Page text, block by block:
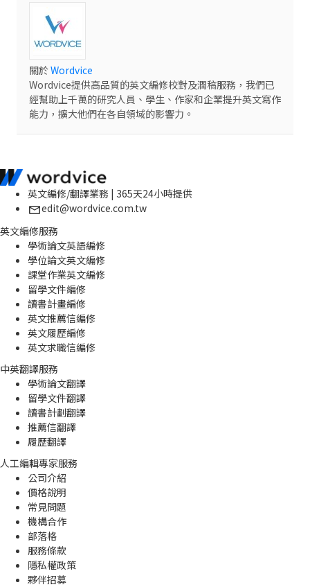
關於Wordvice
Wordvice提供高品質的英文編修校對及潤稿服務，我們已
經幫助上千萬的研究人員、學生、作家和企業提升英文寫作
能力，擴大他們在各自領域的影響力。
英文編修/翻譯業務 | 365天24小時提供
edit@wordvice.com.tw
英文編修服務
學術論文英語編修
學位論文英文編修
課堂作業英文編修
留學文件編修
讀書計畫編修
英文推薦信編修
英文履歷編修
英文求職信編修
中英翻譯服務
學術論文翻譯
留學文件翻譯
讀書計劃翻譯
推薦信翻譯
履歷翻譯
人工編輯專家服務
公司介紹
價格說明
常見問題
機構合作
部落格
服務條款
隱私權政策
夥伴招募